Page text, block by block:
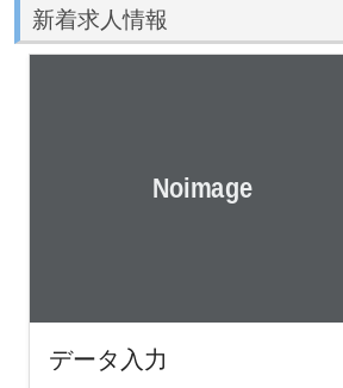
新着求人情報
データ入力